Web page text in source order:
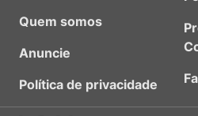
Quem somos
Anuncie
Política de privacidade